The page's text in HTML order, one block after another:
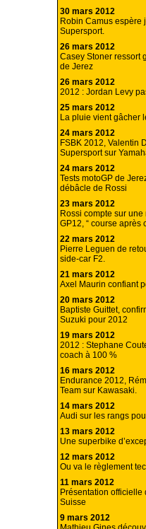
30 mars 2012
Robin Camus espère
Supersport.
26 mars 2012
Casey Stoner ressort
de Jerez
26 mars 2012
2012 : Jordan Levy
25 mars 2012
La pluie vient gâcher
24 mars 2012
FSBK 2012, Valentin
Supersport sur
24 mars 2012
Tests motoGP de
débâcle de Rossi
23 mars 2012
Rossi compte sur
GP12, “ course après
22 mars 2012
Pierre Leguen de
side-car F2.
21 mars 2012
Axel Maurin confiant
20 mars 2012
Baptiste Guittet,
Suzuki pour 2012
19 mars 2012
2012 : Stephane
coach à 100 %
16 mars 2012
Endurance 2012,
Team sur Kawasaki.
14 mars 2012
Audi sur les rangs
13 mars 2012
Une superbike
12 mars 2012
Ou va le règlement
11 mars 2012
Présentation officielle
Suisse
9 mars 2012